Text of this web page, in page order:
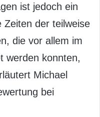
ist jedoch ein
Zeiten der teilweise
die vor allem im
werden konnten,
Michael
bei